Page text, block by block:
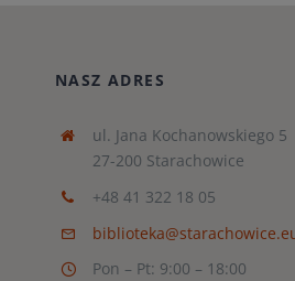
NASZ ADRES
ul. Jana Kochanowskiego 5
27-200 Starachowice
+48 41 322 18 05
Pon – Pt: 9:00 – 18:00